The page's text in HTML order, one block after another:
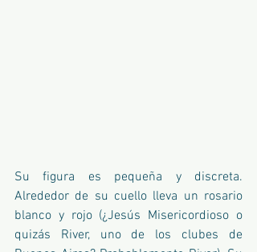
Su figura es pequeña y discreta.
Alrededor de su cuello lleva un rosario
blanco y rojo (¿Jesús Misericordioso o
quizás River, uno de los clubes de